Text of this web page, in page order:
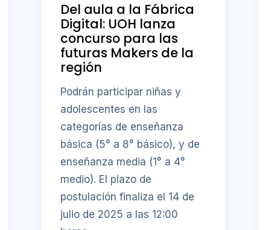
Del aula a la Fábrica
Digital: UOH lanza
concurso para las
futuras Makers de la
región
Podrán participar niñas y
adolescentes en las
categorías de enseñanza
básica (5° a 8° básico), y de
enseñanza media (1° a 4°
medio). El plazo de
postulación finaliza el 14 de
julio de 2025 a las 12:00